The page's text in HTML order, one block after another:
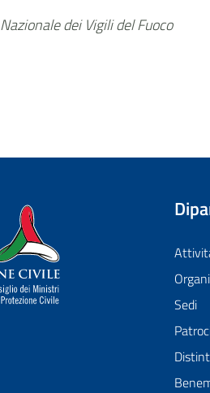
dei Vigili del Fuoco
della Protezione
Sedi